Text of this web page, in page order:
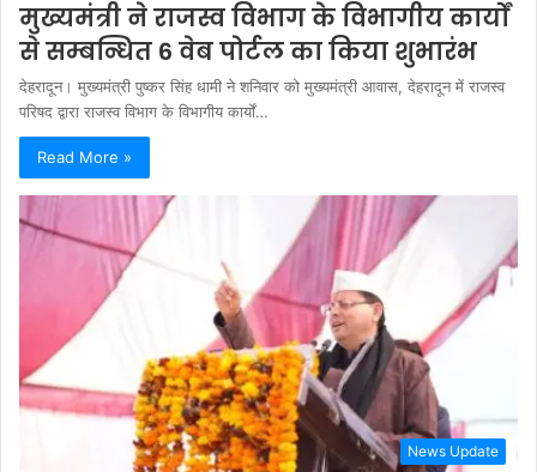
मुख्यमंत्री ने राजस्व विभाग के विभागीय कार्यों
से सम्बन्धित 6 वेब पोर्टल का किया शुभारंभ
देहरादून। मुख्यमंत्री पुष्कर सिंह धामी ने शनिवार को मुख्यमंत्री आवास, देहरादून में राजस्व
परिषद द्वारा राजस्व विभाग के विभागीय कार्यों…
Read More »
News Update